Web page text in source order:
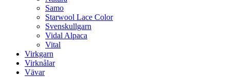
Samo
Starwool Lace Color
Svenskullgarn
Vidal Alpaca
Vital
Virkgarn
Virknålar
Vävar